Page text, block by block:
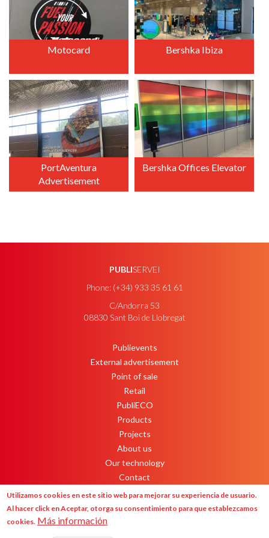
Motocard
+
Bershka Ibiza
+
PortAventura
Advertisement
Bershka Offices Elevator
PUBLISERVEI
Phone: (+34) 933 35 61 61
C/Andorra 53
08830 Sant Boi de Llobregat
Publievents
External advertisement
Point of sale
Retail
PubliECO
Products
Projects
About us
Our technology
Contact
Newsletter
Utilizamos cookies en este sitio web para mejorar su experiencia de usuario.
Al hacer click en Aceptar, otorga su consentimiento para que establezcamos
cookies. Más información